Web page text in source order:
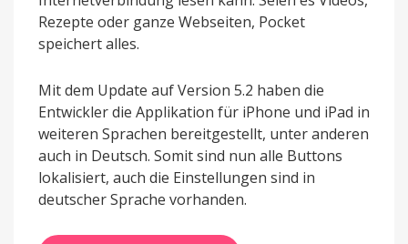
Rezepte oder ganze Webseiten, Pocket
speichert alles.
Mit dem Update auf Version 5.2 haben die
Entwickler die Applikation für iPhone und iPad in
weiteren Sprachen bereitgestellt, unter anderen
auch in Deutsch. Somit sind nun alle Buttons
lokalisiert, auch die Einstellungen sind in
deutscher Sprache vorhanden.